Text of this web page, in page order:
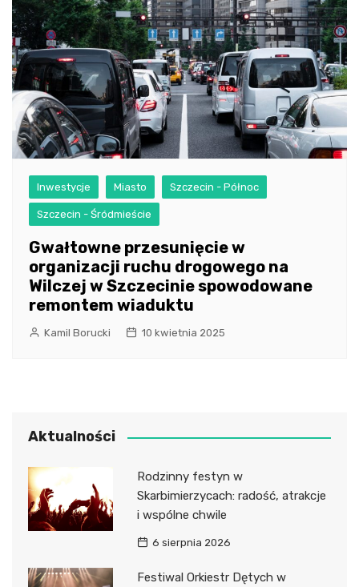
Inwestycje Miasto Szczecin - Północ
Szczecin - Śródmieście
Gwałtowne przesunięcie w
organizacji ruchu drogowego na
Wilczej w Szczecinie spowodowane
remontem wiaduktu
Kamil Borucki 10 kwietnia 2025
Aktualności
Rodzinny festyn w
Skarbimierzycach: radość, atrakcje
i wspólne chwile
6 sierpnia 2026
Festiwal Orkiestr Dętych w